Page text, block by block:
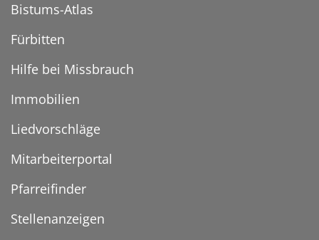
Bistums-Atlas
Fürbitten
Hilfe bei Missbrauch
Immobilien
Liedvorschläge
Mitarbeiterportal
Pfarreifinder
Stellenanzeigen